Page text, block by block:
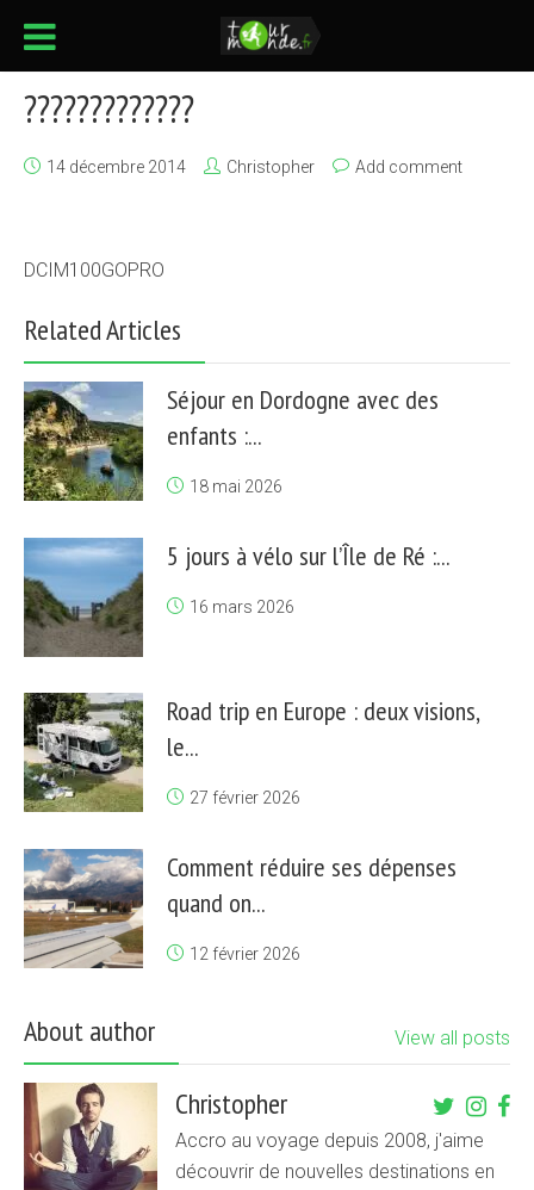
?????????????
14 décembre 2014 Christopher Add comment
DCIM100GOPRO
Related Articles
Séjour en Dordogne avec des
enfants :...
18 mai 2026
5 jours à vélo sur l’Île de Ré :...
16 mars 2026
Road trip en Europe : deux visions,
le...
27 février 2026
Comment réduire ses dépenses
quand on...
12 février 2026
About author View all posts
Christopher
Accro au voyage depuis 2008, j'aime
découvrir de nouvelles destinations en